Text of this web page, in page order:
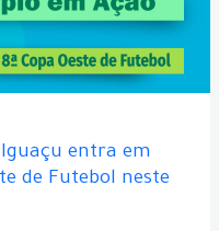
entra em
de Futebol neste